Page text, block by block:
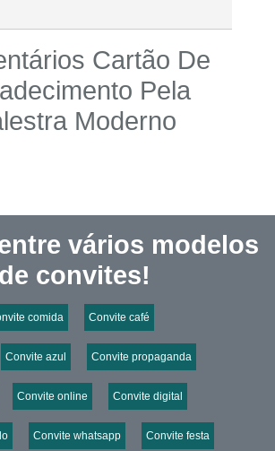
Cartão De
Pela
Moderno
vários modelos
de convites!
comida Convite café
Convite azul Convite propaganda
Convite online Convite digital
Convite whatsapp Convite festa